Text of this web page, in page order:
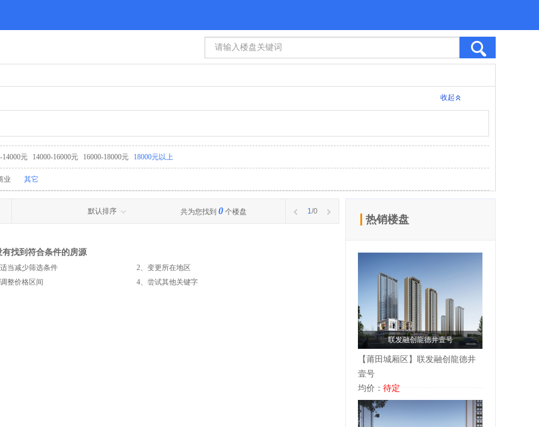
收起
14000元 14000-16000元 16000-18000元 18000元以上
业 其它
默认排序 共为您找到 0 个楼盘 1/0
有找到符合条件的房源
当减少筛选条件
2、变更所在地区
格区间
4、尝试其他关键字
热销楼盘
联发融创龍德井壹号
【莆田城厢区】联发融创龍德井
壹号
均价： 待定